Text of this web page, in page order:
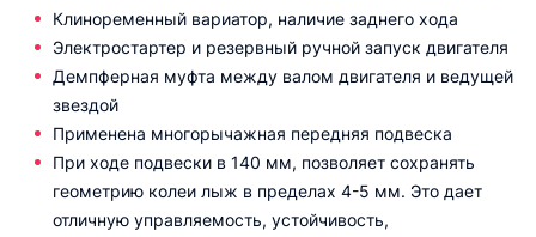
Клиноременный вариатор, наличие заднего хода
Электростартер и резервный ручной запуск двигателя
Демпферная муфта между валом двигателя и ведущей
звездой
Применена многорычажная передняя подвеска
При ходе подвески в 140 мм, позволяет сохранять
геометрию колеи лыж в пределах 4-5 мм. Это дает
отличную управляемость, устойчивость,